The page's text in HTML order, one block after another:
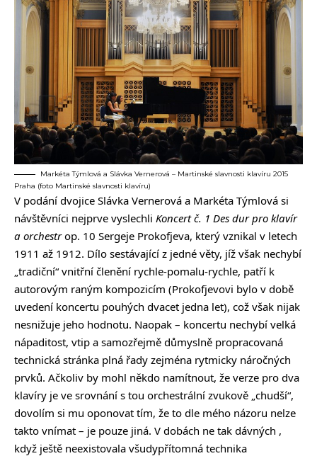
Markéta Týmlová a Slávka Vernerová – Martinské slavnosti klavíru 2015
Praha (foto Martinské slavnosti klavíru)
V podání dvojice Slávka Vernerová a Markéta Týmlová si
návštěvníci nejprve vyslechli Koncert č. 1 Des dur pro klavír
a orchestrop. 10 Sergeje Prokofjeva, který vznikal v letech
1911 až 1912. Dílo sestávající z jedné věty, jíž však nechybí
„tradiční“ vnitřní členění rychle-pomalu-rychle, patří k
autorovým raným kompozicím (Prokofjevovi bylo v době
uvedení koncertu pouhých dvacet jedna let), což však nijak
nesnižuje jeho hodnotu. Naopak – koncertu nechybí velká
nápaditost, vtip a samozřejmě důmyslně propracovaná
technická stránka plná řady zejména rytmicky náročných
prvků. Ačkoliv by mohl někdo namítnout, že verze pro dva
klavíry je ve srovnání s tou orchestrální zvukově „chudší“,
dovolím si mu oponovat tím, že to dle mého názoru nelze
takto vnímat – je pouze jiná. V dobách ne tak dávných ,
když ještě neexistovala všudypřítomná technika